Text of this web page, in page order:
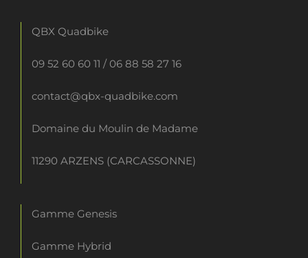
QBX Quadbike
09 52 60 60 11 / 06 88 58 27 16
contact@qbx-quadbike.com
Domaine du Moulin de Madame
11290 ARZENS (CARCASSONNE)
Gamme Genesis
Gamme Hybrid